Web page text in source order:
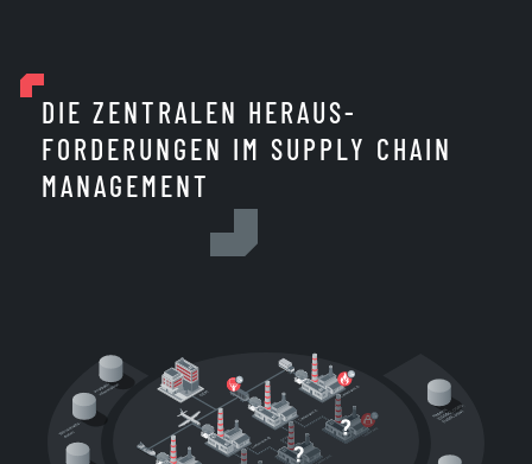
DIE ZENTRALEN HERAUS­
FORDERUNGEN IM SUPPLY CHAIN
MANAGEMENT